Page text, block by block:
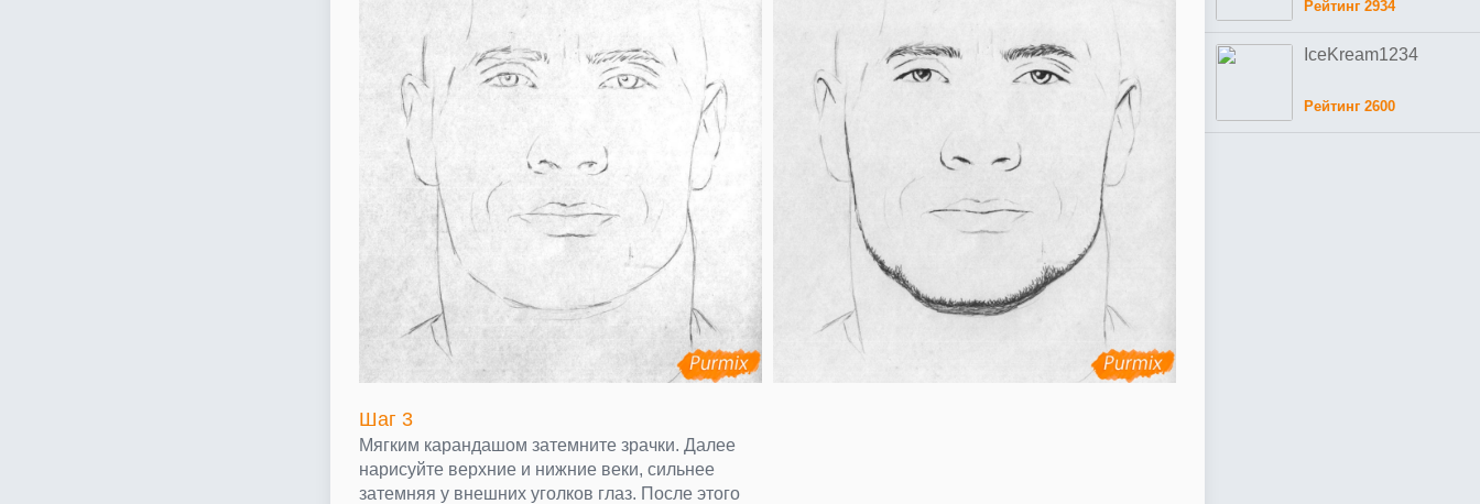
Шаг 3
Мягким карандашом затемните зрачки. Далее
нарисуйте верхние и нижние веки, сильнее
затемняя у внешних уголков глаз. После этого
Рейтинг 2934
IceKream1234
Рейтинг 2600